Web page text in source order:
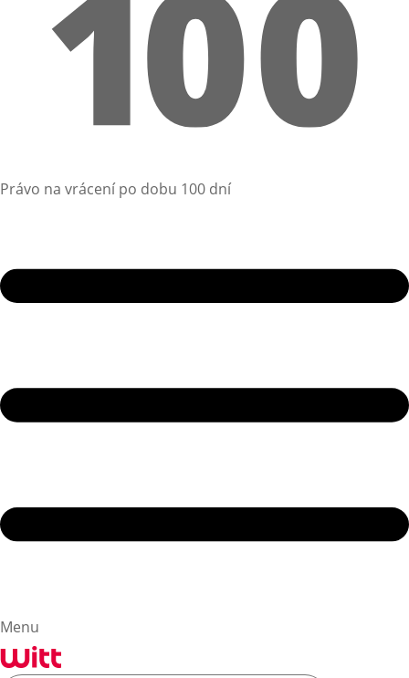
Právo na vrácení po dobu 100 dní
Menu